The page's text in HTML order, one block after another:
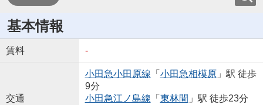
基本情報
賃料 -
交通
小田急小田原線 「 小田急相模原」駅 徒歩
9分
小田急江ノ島線 「 東林間 」駅 徒歩23分